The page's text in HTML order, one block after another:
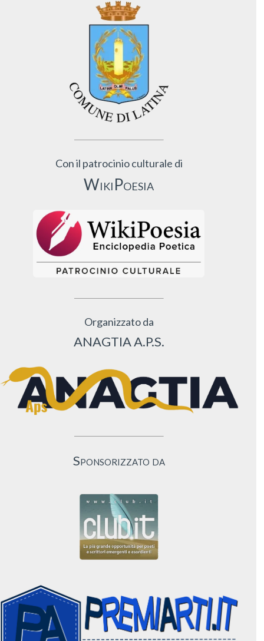
Con il patrocinio culturale di
WikiPoesia
Organizzato da
ANAGTIA A.P.S.
Sponsorizzato da